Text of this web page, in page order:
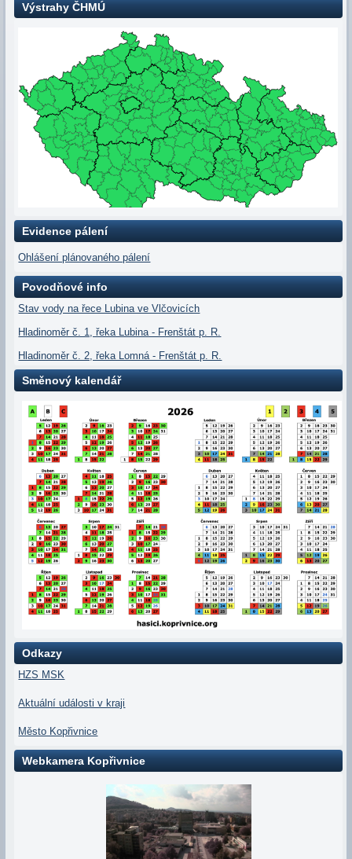
Výstrahy ČHMÚ
Evidence pálení
Ohlášení plánovaného pálení
Povodňové info
Stav vody na řece Lubina ve Vlčovicích
Hladinoměr č. 1, řeka Lubina - Frenštát p. R.
Hladinoměr č. 2, řeka Lomná - Frenštát p. R.
Směnový kalendář
Odkazy
HZS MSK
Aktuální události v kraji
Město Kopřivnice
Webkamera Kopřivnice